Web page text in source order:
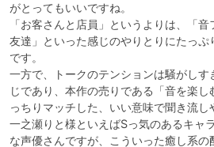
がとってもいいですね。
「お客さんと店員」というよりは、「
友達」といった感じのやりとりにたっぷ
です。
一方で、トークのテンションは騒がし
じであり、本作の売りである「音を楽
っちりマッチした、いい意味で聞き流し
一之瀬りと様といえばSっ気のあるキャ
な声優さんですが、こういった癒し系